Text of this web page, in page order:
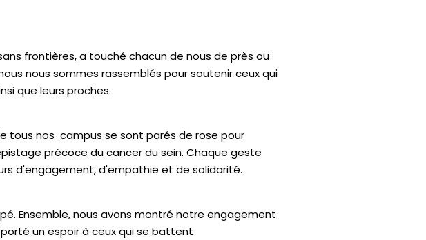
frontières, a touché chacun de nous de près ou
nous sommes rassemblés pour soutenir ceux qui
que leurs proches.
tous nos campus se sont parés de rose pour
précoce du cancer du sein. Chaque geste
d'engagement, d'empathie et de solidarité.
Ensemble, nous avons montré notre engagement
un espoir à ceux qui se battent